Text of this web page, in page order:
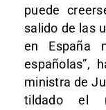
puede
salido de las
en España
españolas”,
ministra de
tildado el